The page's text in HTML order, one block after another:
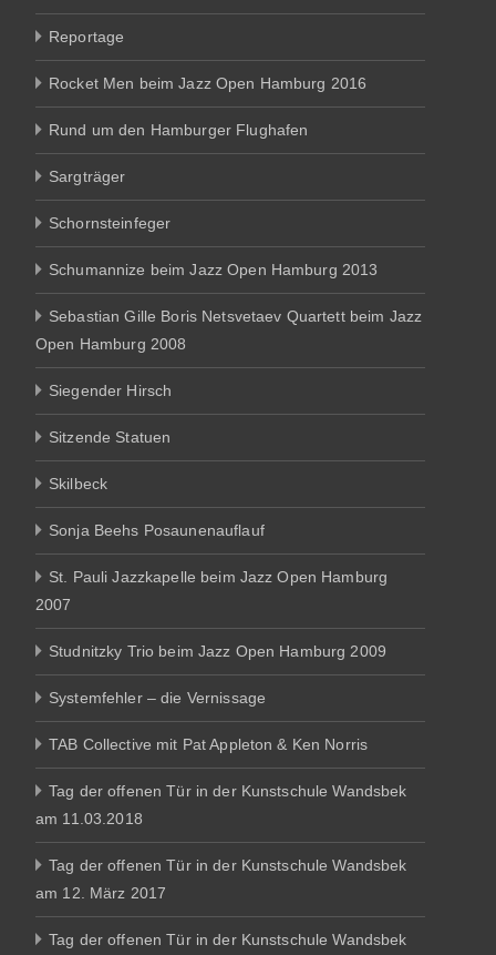
Reportage
Rocket Men beim Jazz Open Hamburg 2016
Rund um den Hamburger Flughafen
Sargträger
Schornsteinfeger
Schumannize beim Jazz Open Hamburg 2013
Sebastian Gille Boris Netsvetaev Quartett beim Jazz
Open Hamburg 2008
Siegender Hirsch
Sitzende Statuen
Skilbeck
Sonja Beehs Posaunenauflauf
St. Pauli Jazzkapelle beim Jazz Open Hamburg
2007
Studnitzky Trio beim Jazz Open Hamburg 2009
Systemfehler – die Vernissage
TAB Collective mit Pat Appleton & Ken Norris
Tag der offenen Tür in der Kunstschule Wandsbek
am 11.03.2018
Tag der offenen Tür in der Kunstschule Wandsbek
am 12. März 2017
Tag der offenen Tür in der Kunstschule Wandsbek